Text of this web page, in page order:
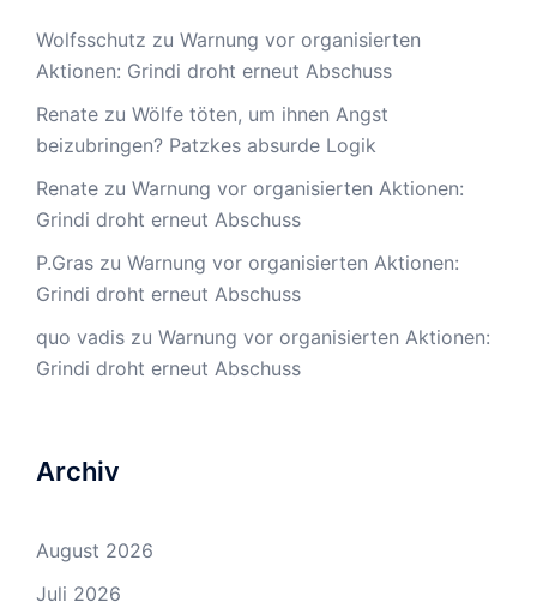
Wolfsschutz zu Warnung vor organisierten
Aktionen: Grindi droht erneut Abschuss
Renate zu Wölfe töten, um ihnen Angst
beizubringen? Patzkes absurde Logik
Renate zu Warnung vor organisierten Aktionen:
Grindi droht erneut Abschuss
P.Gras zu Warnung vor organisierten Aktionen:
Grindi droht erneut Abschuss
quo vadis zu Warnung vor organisierten Aktionen:
Grindi droht erneut Abschuss
Archiv
August 2026
Juli 2026